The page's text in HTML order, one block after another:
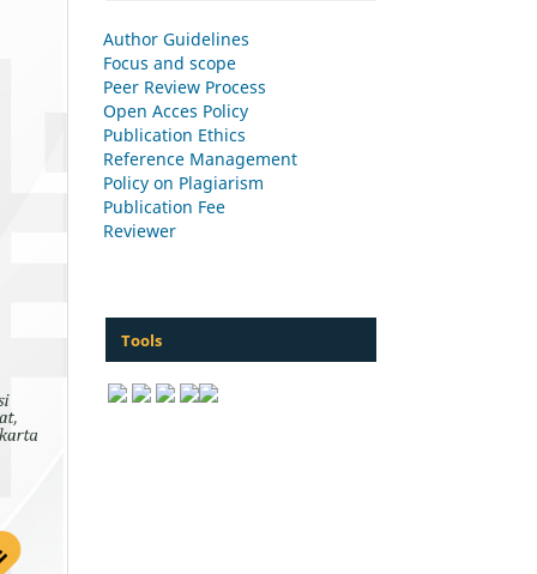
Author Guidelines
Focus and scope
Peer Review Process
Open Acces Policy
Publication Ethics
Reference Management
Policy on Plagiarism
Publication Fee
Reviewer
Tools